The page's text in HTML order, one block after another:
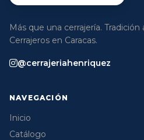
Más que una cerrajería.
Cerrajeros en Caracas.
@cerrajeriahenriquez
NAVEGACIÓN
Inicio
Catálogo